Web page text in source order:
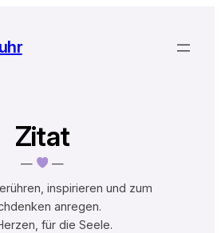
Zitat
—
—
inspirieren und zum
anregen.
für die Seele.